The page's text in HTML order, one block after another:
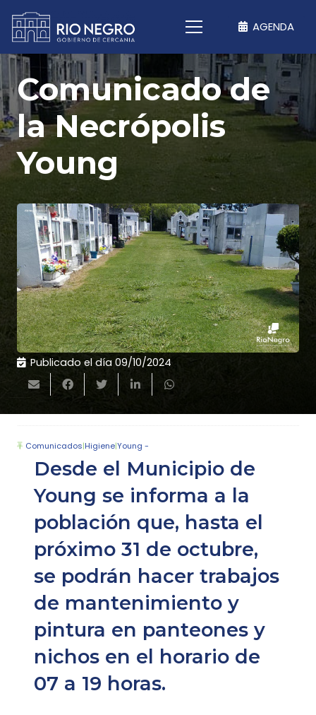
AGENDA
Comunicado de
la Necrópolis
Young
Publicado el día 09/10/2024
Comunicados|Higiene|Young -
Desde el Municipio de
Young se informa a la
población que, hasta el
próximo 31 de octubre,
se podrán hacer trabajos
de mantenimiento y
pintura en panteones y
nichos en el horario de
07 a 19 horas.